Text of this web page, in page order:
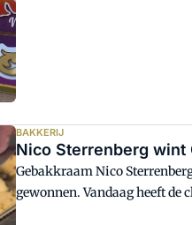
BAKKERIJ
Nico Sterrenberg
Gebakkraam Nico
gewonnen. Vandaag heeft de